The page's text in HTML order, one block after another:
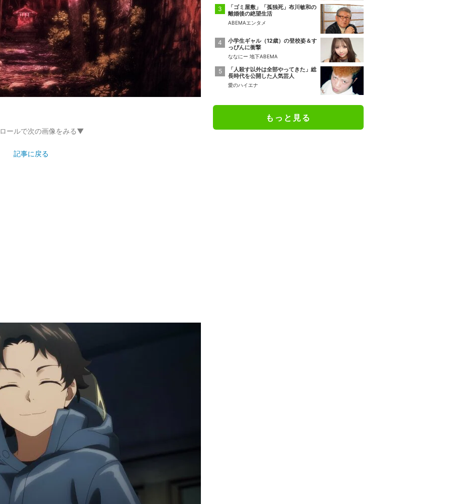
ールで次の画像をみる▼
記事に戻る
「ゴミ屋敷」「孤独死」布川敏和の
離婚後の絶望生活
ABEMAエンタメ
小学生ギャル（12歳）の登校姿＆す
っぴんに衝撃
ななにー 地下ABEMA
「人殺す以外は全部やってきた」総
長時代を公開した人気芸人
愛のハイエナ
もっと見る